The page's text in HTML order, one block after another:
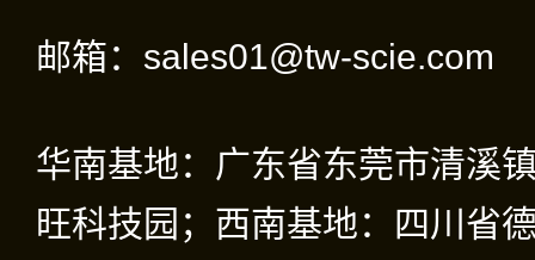
邮箱：sales01@tw-scie.com
华南基地：广东省东莞市清溪
旺科技园；西南基地：四川省